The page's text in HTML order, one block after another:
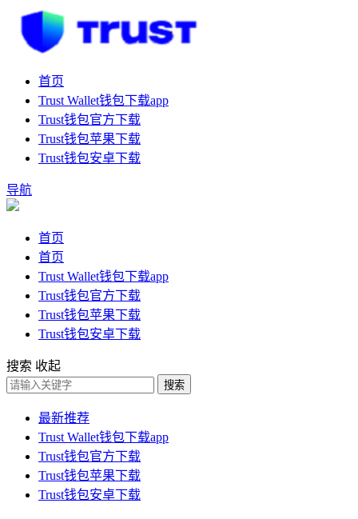
首页
Trust Wallet钱包下载app
Trust钱包官方下载
Trust钱包苹果下载
Trust钱包安卓下载
导航
首页
首页
Trust Wallet钱包下载app
Trust钱包官方下载
Trust钱包苹果下载
Trust钱包安卓下载
搜索 收起
搜索
最新推荐
Trust Wallet钱包下载app
Trust钱包官方下载
Trust钱包苹果下载
Trust钱包安卓下载